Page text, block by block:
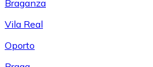
Braganza
Vila Real
Oporto